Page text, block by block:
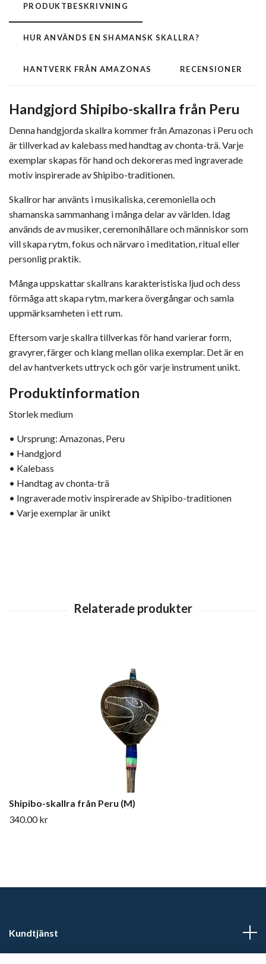
PRODUKTBESKRIVNING
HUR ANVÄNDS EN SHAMANSK SKALLRA?
HANTVERK FRÅN AMAZONAS RECENSIONER
Handgjord Shipibo-skallra från Peru
Denna handgjorda skallra kommer från Amazonas i Peru och
är tillverkad av kalebass med handtag av chonta-trä. Varje
exemplar skapas för hand och dekoreras med ingraverade
motiv inspirerade av Shipibo-traditionen.
Skallror har använts i musikaliska, ceremoniella och
shamanska sammanhang i många delar av världen. Idag
används de av musiker, ceremonihållare och människor som
vill skapa rytm, fokus och närvaro i meditation, ritual eller
personlig praktik.
Många uppskattar skallrans karakteristiska ljud och dess
förmåga att skapa rytm, markera övergångar och samla
uppmärksamheten i ett rum.
Eftersom varje skallra tillverkas för hand varierar form,
gravyrer, färger och klang mellan olika exemplar. Det är en
del av hantverkets uttryck och gör varje instrument unikt.
Produktinformation
Storlek medium
• Ursprung: Amazonas, Peru
• Handgjord
• Kalebass
• Handtag av chonta-trä
• Ingraverade motiv inspirerade av Shipibo-traditionen
• Varje exemplar är unikt
Shipibo-skallra från Peru (M)
340.00 kr
Kundtjänst